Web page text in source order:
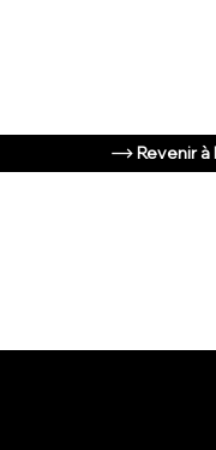
Revenir